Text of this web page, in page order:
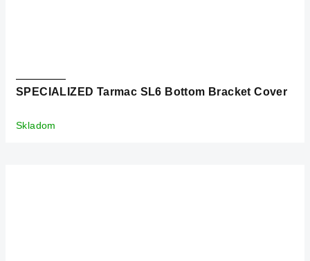
SPECIALIZED Tarmac SL6 Bottom Bracket Cover
Skladom